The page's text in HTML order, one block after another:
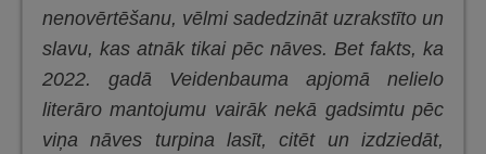
nenovērtēšanu, vēlmi sadedzināt uzrakstīto un
slavu, kas atnāk tikai pēc nāves. Bet fakts, ka
2022. gadā Veidenbauma apjomā nelielo
literāro mantojumu vairāk nekā gadsimtu pēc
viņa nāves turpina lasīt, citēt un izdziedāt,